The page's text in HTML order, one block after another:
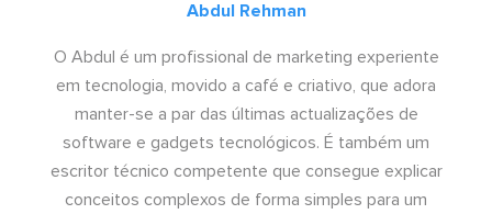
Abdul Rehman
O Abdul é um profissional de marketing experiente
em tecnologia, movido a café e criativo, que adora
manter-se a par das últimas actualizações de
software e gadgets tecnológicos. É também um
escritor técnico competente que consegue explicar
conceitos complexos de forma simples para um